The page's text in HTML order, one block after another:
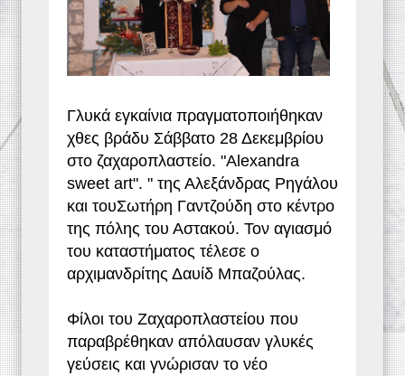
Γλυκά εγκαίνια πραγματοποιήθηκαν
χθες βράδυ Σάββατο 28 Δεκεμβρίου
στο ζαχαροπλαστείο. "Alexandra
sweet art". " της Αλεξάνδρας Ρηγάλου
και τουΣωτήρη Γαντζούδη στο κέντρο
της πόλης του Αστακού. Τον αγιασμό
του καταστήματος τέλεσε ο
αρχιμανδρίτης Δαυίδ Μπαζούλας.
Φίλοι του Ζαχαροπλαστείου που
παραβρέθηκαν απόλαυσαν γλυκές
γεύσεις και γνώρισαν το νέο